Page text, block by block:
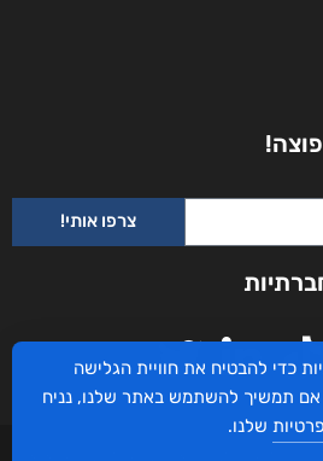
צרפו אותי!
הזכויות שמורות. בוקסאי טכנולוגיות בע"מ שד אבא
כדי להבטיח את חוויית הגלישה
אם תמשיך להשתמש באתר שלנו, נניח
שלנו.